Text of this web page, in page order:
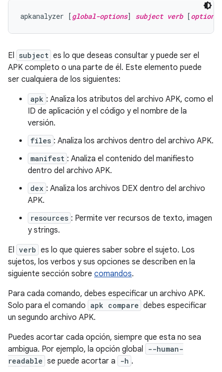
apkanalyzer [global-options] subject verb [options
El subject es lo que deseas consultar y puede ser el
APK completo o una parte de él. Este elemento puede
ser cualquiera de los siguientes:
apk : Analiza los atributos del archivo APK, como el
ID de aplicación y el código y el nombre de la
versión.
files : Analiza los archivos dentro del archivo APK.
manifest : Analiza el contenido del manifiesto
dentro del archivo APK.
dex : Analiza los archivos DEX dentro del archivo
APK.
resources : Permite ver recursos de texto, imagen
y strings.
El verb es lo que quieres saber sobre el sujeto. Los
sujetos, los verbos y sus opciones se describen en la
siguiente sección sobre comandos.
Para cada comando, debes especificar un archivo APK.
Solo para el comando apk compare debes especificar
un segundo archivo APK.
Puedes acortar cada opción, siempre que esta no sea
ambigua. Por ejemplo, la opción global
--human-
readable se puede acortar a -h .